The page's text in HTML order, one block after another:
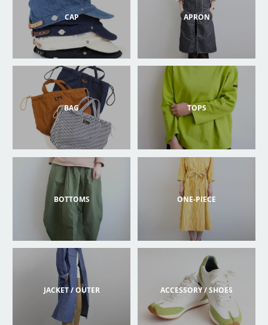
CAP APRON
BAG TOPS
BOTTOMS ONE-PIECE
JACKET / OUTER ACCESSORY / SHOES